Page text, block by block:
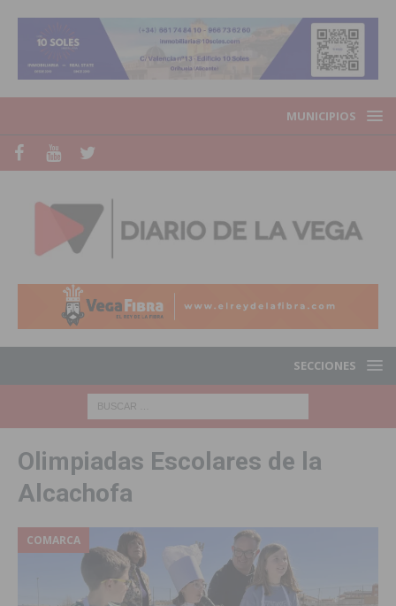
MUNICIPIOS
SECCIONES
Olimpiadas Escolares de la
Alcachofa
COMARCA